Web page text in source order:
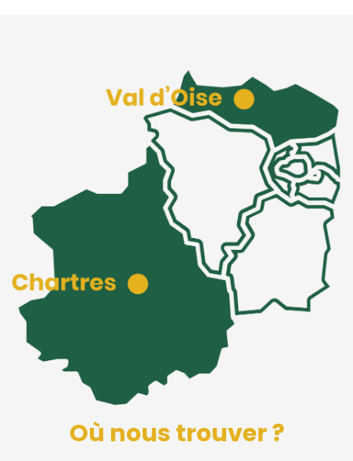
Où nous trouver ?